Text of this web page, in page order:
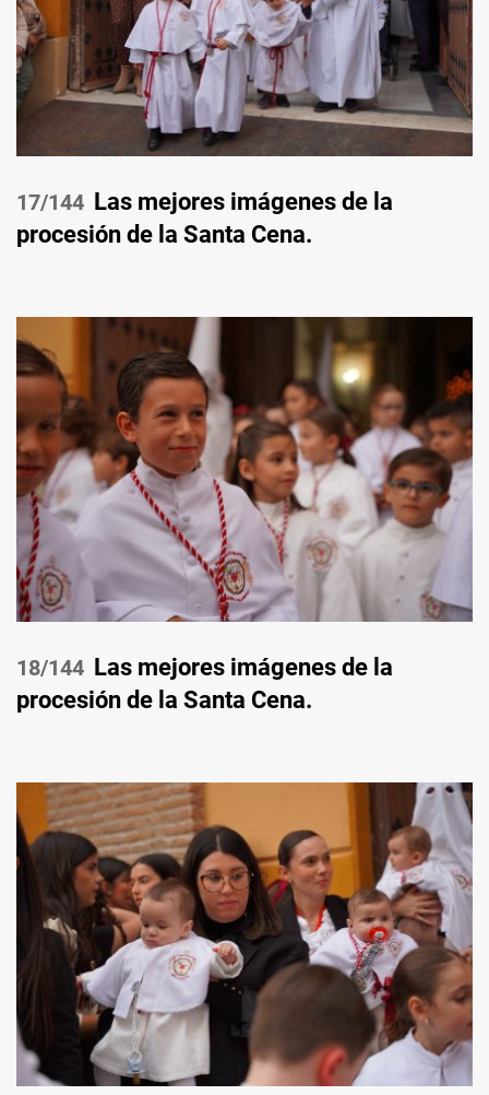
/144 Las mejores imágenes de la
procesión de la Santa Cena.
/144 Las mejores imágenes de la
procesión de la Santa Cena.